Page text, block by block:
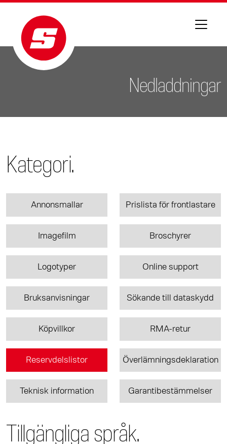
Nedladdningar
Kategori.
Annonsmallar Prislista för frontlastare
Imagefilm Broschyrer
Logotyper Online support
Bruksanvisningar Sökande till dataskydd
Köpvillkor RMA-retur
Reservdelslistor Överlämningsdeklaration
Teknisk information Garantibestämmelser
Tillgängliga språk.